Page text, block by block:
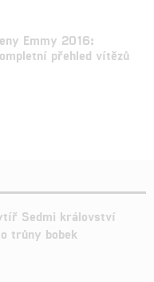
Emmy 2016:
přehled vítězů
Sedmi království
trůny bobek